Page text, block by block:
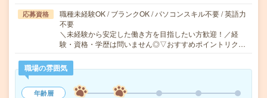
応募資格
職種未経験OK / ブランクOK / パソコンスキル不要 / 英語力
不要
＼未経験から安定した働き方を目指したい方歓迎！／経
験・資格・学歴は問いません◎▽おすすめポイントリク…
職場の雰囲気
年齢層